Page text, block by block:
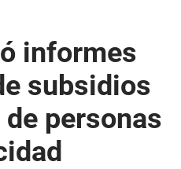
informes
subsidios
personas